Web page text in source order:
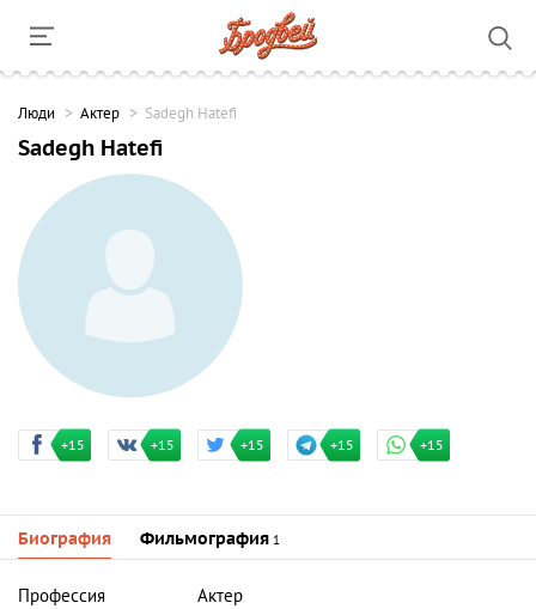
Люди Актер Sadegh Hatefi
Sadegh Hatefi
+15 +15 +15 +15 +15
Биография Фильмография 1
Профессия
Актер